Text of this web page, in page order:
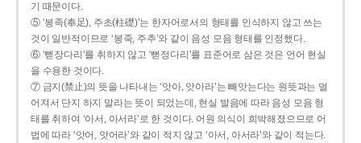
기 때문이다.
⑤ ‘봉족(奉足), 주초(柱礎)’는 한자어로서의 형태를 인식하지 않고 쓰는
것이 일반적이므로 ‘봉죽, 주추’와 같이 음성 모음 형태를 인정했다.
⑥ ‘뻗장다리’를 취하지 않고 ‘뻗정다리’를 표준어로 삼은 것은 언어 현실
을 수용한 것이다.
⑦ 금지(禁止)의 뜻을 나타내는 ‘앗아, 앗아라’는 빼앗는다는 원뜻과는 멀
어져서 단지 하지 말라는 뜻이 되었는데, 현실 발음에 따라 음성 모음 형
태를 취하여 ‘아서, 아서라’로 한 것이다. 어원 의식이 희박해졌으므로 어
법에 따라 ‘앗어, 앗어라’와 같이 적지 않고 ‘아서, 아서라’와 같이 적는다.